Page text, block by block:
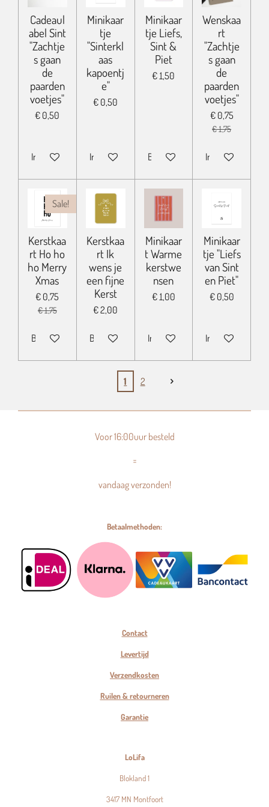
Cadeaul
abel Sint
"Zachtje
s gaan
de
paarden
voetjes"
€ 0,50
In winkelwagen
Minikaar
tje
"Sinterkl
aas
kapoentj
e"
€ 0,50
In winkelwagen
Minikaar
tje Liefs,
Sint &
Piet
€ 1,50
Bekijk details
Wenskaa
rt
"Zachtje
s gaan
de
paarden
voetjes"
€ 0,75
€ 1,75
In winkelwagen
Sale!
Kerstkaa
rt Ho ho
ho Merry
Xmas
€ 0,75
€ 1,75
Bekijk details
Kerstkaa
rt Ik
wens je
een fijne
Kerst
€ 2,00
Bekijk details
Minikaar
t Warme
kerstwe
nsen
€ 1,00
In winkelwagen
Minikaar
tje "Liefs
van Sint
en Piet"
€ 0,50
In winkelwagen
1 2
Voor 16:00uur besteld
=
vandaag verzonden!
Betaalmethoden:
Contact
Levertijd
Verzendkosten
Ruilen & retourneren
Garantie
LoLifa
Blokland 1
3417 MN Montfoort